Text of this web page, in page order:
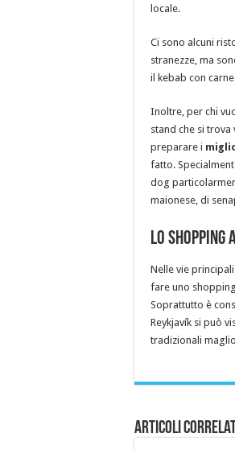
locale.
Ci sono alcuni
stranezze, ma
il kebab con
Inoltre, per chi
stand che si
preparare i
fatto.
dog
maionese, di
Lo shopping
Nelle vie
fare uno
Soprattutto è
Reykjavík si può
tradizionali
Articoli